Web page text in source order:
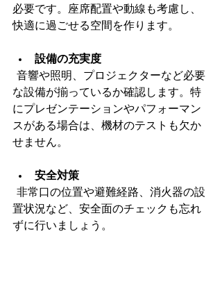
必要です。座席配置や動線も考慮し、
快適に過ごせる空間を作ります。
設備の充実度
な設備が揃っているか確認します。特
にプレゼンテーションやパフォーマン
スがある場合は、機材のテストも欠か
せません。
安全対策
置状況など、安全面のチェックも忘れ
ずに行いましょう。